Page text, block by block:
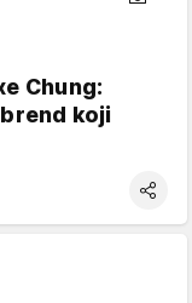
Chung:
koji